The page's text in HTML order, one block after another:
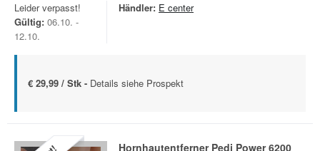
Leider verpasst!
Gültig: 06.10. -
12.10.
Händler: E center
€ 29,99 / Stk - Details siehe Prospekt
Hornhautentferner Pedi Power 6200